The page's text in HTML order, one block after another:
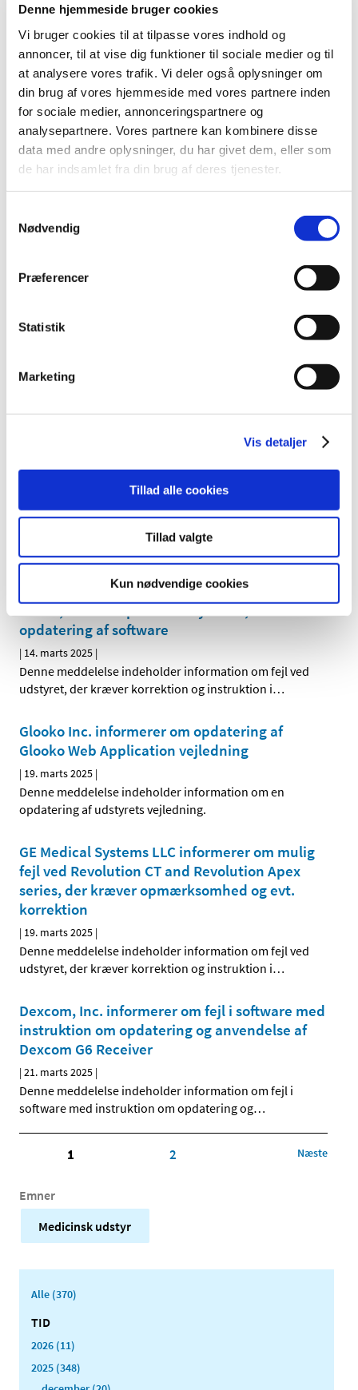
Denne hjemmeside bruger cookies
Vi bruger cookies til at tilpasse vores indhold og
annoncer, til at vise dig funktioner til sociale medier og til
at analysere vores trafik. Vi deler også oplysninger om
din brug af vores hjemmeside med vores partnere inden
for sociale medier, annonceringspartnere og
analysepartnere. Vores partnere kan kombinere disse
data med andre oplysninger, du har givet dem, eller som
de har indsamlet fra din brug af deres tjenester.
Nødvendig
Præferencer
Statistik
Marketing
Vis detaljer
Tillad alle cookies
Tillad valgte
Kun nødvendige cookies
Datex-Ohmeda Inc. instruerer i sikker og
korrekt brug af EVair medical air compressor
|14. marts 2025|
Denne meddelelse indeholder information om sikker og
korrekt brug af udstyret.
Spacelabs Healthcare Ltd informerer om fejl
ved Eclipse Pro and Eclipse Mini, der kræver
verifikation af serienummer og evt. kontakt til
|14. marts 2025
udstyret, der kræver korrektion og instruktion i
MIM Software Inc. informerer om fejl i software
med instruktion om opdatering og anvendelse
|14. marts 2025
IMMUNOTECH s.r.o informerer om fejl ved
Inhibin B Gen II ELISA, der kræver instruktion i
|14. marts 2025|
Denne meddelelse indeholder information om fejl ved
udstyret, der kræver korrektion og instruktion i
GE Healthcare informerer om fejl ved udstyret
SIGNA, Briva & Optima MR systems, der kræver
opdatering af software
| 14. marts 2025 |
Denne meddelelse indeholder information om fejl ved
udstyret, der kræver korrektion og instruktion i…
Glooko Inc. informerer om opdatering af
Glooko Web Application vejledning
| 19. marts 2025 |
Denne meddelelse indeholder information om en
opdatering af udstyrets vejledning.
GE Medical Systems LLC informerer om mulig
fejl ved Revolution CT and Revolution Apex
series, der kræver opmærksomhed og evt.
korrektion
| 19. marts 2025 |
Denne meddelelse indeholder information om fejl ved
udstyret, der kræver korrektion og instruktion i…
Dexcom, Inc. informerer om fejl i software med
instruktion om opdatering og anvendelse af
Dexcom G6 Receiver
|21. marts 2025 |
Denne meddelelse indeholder information om fejl i
software med instruktion om opdatering og…
1 2 Næste
Emner
Medicinsk udstyr
Alle (370)
TID
2026 (11)
2025 (348)